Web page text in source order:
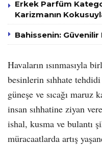
Erkek Parfüm
Karizmanın
Bahissenin:
Havaların ısınmasıyla
besinlerin sıhhate
güneşe ve sıcağı
insan sıhhatine ziyan
ishal, kusma ve bulantı
müracaatlarda artış